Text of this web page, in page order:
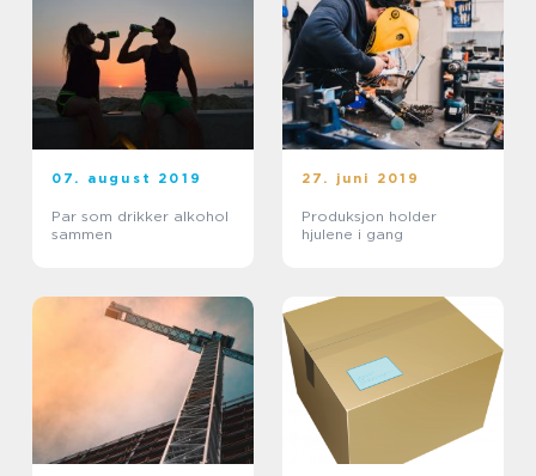
07. august 2019
Par som drikker alkohol
sammen
27. juni 2019
Produksjon holder
hjulene i gang